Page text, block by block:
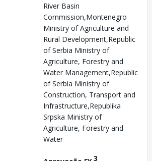
River Basin
Commission,Montenegro
Ministry of Agriculture and
Rural Development,Republic
of Serbia Ministry of
Agriculture, Forestry and
Water Management,Republic
of Serbia Ministry of
Construction, Transport and
Infrastructure,Republika
Srpska Ministry of
Agriculture, Forestry and
Water
3